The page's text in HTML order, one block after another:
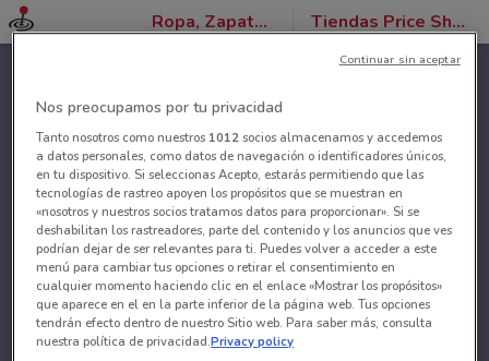
Ropa, Zapatos y Accesorios Tiendas Price Shoes
Nos preocupamos por tu privacidad
Tanto nosotros como nuestros 1012socios almacenamos y accedemos
a datos personales, como datos de navegación o identificadores únicos,
en tu dispositivo. Si seleccionas Acepto, estarás permitiendo que las
tecnologías de rastreo apoyen los propósitos que se muestran en
«nosotros y nuestros socios tratamos datos para proporcionar». Si se
deshabilitan los rastreadores, parte del contenido y los anuncios que ves
podrían dejar de ser relevantes para ti. Puedes volver a acceder a este
menú para cambiar tus opciones o retirar el consentimiento en
cualquier momento haciendo clic en el enlace «Mostrar los propósitos»
que aparece en el en la parte inferior de la página web. Tus opciones
tendrán efecto dentro de nuestro Sitio web. Para saber más, consulta
nuestra política de privacidad.Privacy policy
Continuar sin aceptar